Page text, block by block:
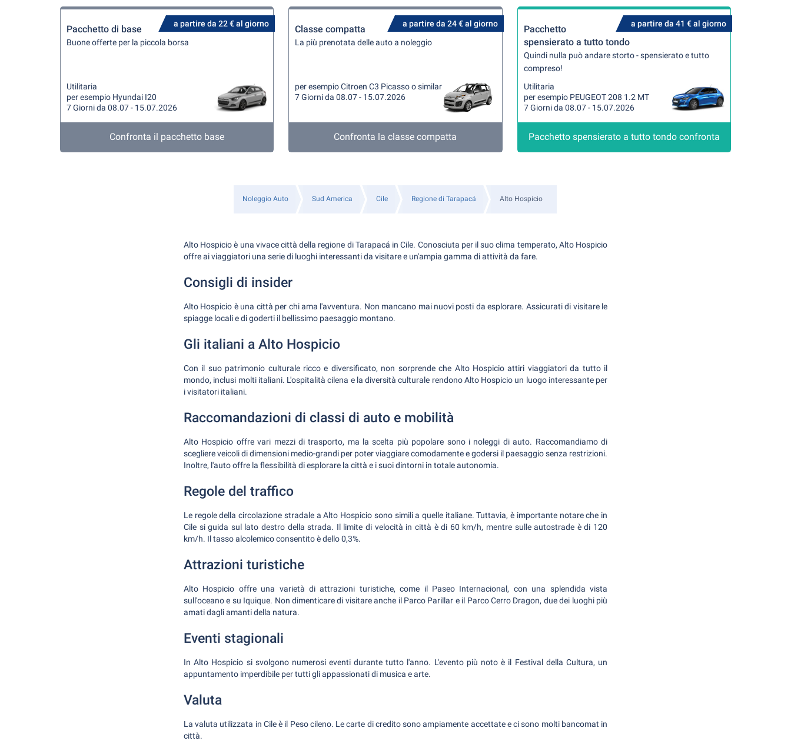
a partire da 22 € al giorno
Pacchetto di base
Buone offerte per la piccola borsa
Utilitaria
per esempio Hyundai I20
7 Giorni da 08.07 - 15.07.2026
Confronta il pacchetto base
a partire da 24 € al giorno
Classe compatta
La più prenotata delle auto a noleggio
per esempio Citroen C3 Picasso o similar
7 Giorni da 08.07 - 15.07.2026
Confronta la classe compatta
a partire da 41 € al giorno
Pacchetto
spensierato a tutto tondo
Quindi nulla può andare storto - spensierato e tutto
compreso!
Utilitaria
per esempio PEUGEOT 208 1.2 MT
7 Giorni da 08.07 - 15.07.2026
Pacchetto spensierato a tutto tondo confronta
Noleggio Auto Sud America Cile Regione di Tarapacá Alto Hospicio
Alto Hospicio è una vivace città della regione di Tarapacá in Cile. Conosciuta per il suo clima temperato, Alto Hospicio
offre ai viaggiatori una serie di luoghi interessanti da visitare e un'ampia gamma di attività da fare.
Consigli di insider
Alto Hospicio è una città per chi ama l'avventura. Non mancano mai nuovi posti da esplorare. Assicurati di visitare le
spiagge locali e di goderti il bellissimo paesaggio montano.
Gli italiani a Alto Hospicio
Con il suo patrimonio culturale ricco e diversificato, non sorprende che Alto Hospicio attiri viaggiatori da tutto il
mondo, inclusi molti italiani. L'ospitalità cilena e la diversità culturale rendono Alto Hospicio un luogo interessante per
i visitatori italiani.
Raccomandazioni di classi di auto e mobilità
Alto Hospicio offre vari mezzi di trasporto, ma la scelta più popolare sono i noleggi di auto. Raccomandiamo di
scegliere veicoli di dimensioni medio-grandi per poter viaggiare comodamente e godersi il paesaggio senza restrizioni.
Inoltre, l'auto offre la flessibilità di esplorare la città e i suoi dintorni in totale autonomia.
Regole del traffico
Le regole della circolazione stradale a Alto Hospicio sono simili a quelle italiane. Tuttavia, è importante notare che in
Cile si guida sul lato destro della strada. Il limite di velocità in città è di 60 km/h, mentre sulle autostrade è di 120
km/h. Il tasso alcolemico consentito è dello 0,3%.
Attrazioni turistiche
Alto Hospicio offre una varietà di attrazioni turistiche, come il Paseo Internacional, con una splendida vista
sull'oceano e su Iquique. Non dimenticare di visitare anche il Parco Parillar e il Parco Cerro Dragon, due dei luoghi più
amati dagli amanti della natura.
Eventi stagionali
In Alto Hospicio si svolgono numerosi eventi durante tutto l'anno. L'evento più noto è il Festival della Cultura, un
appuntamento imperdibile per tutti gli appassionati di musica e arte.
Valuta
La valuta utilizzata in Cile è il Peso cileno. Le carte di credito sono ampiamente accettate e ci sono molti bancomat in
città.